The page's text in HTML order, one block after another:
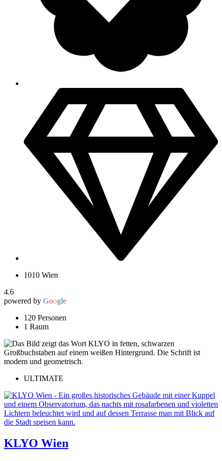
1010 Wien
4.6
powered by Google
120 Personen
1 Raum
ULTIMATE
KLYO Wien